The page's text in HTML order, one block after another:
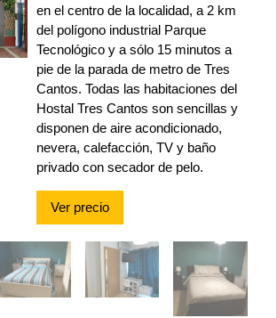
en el centro de la localidad, a 2 km
del polígono industrial Parque
Tecnológico y a sólo 15 minutos a
pie de la parada de metro de Tres
Cantos. Todas las habitaciones del
Hostal Tres Cantos son sencillas y
disponen de aire acondicionado,
nevera, calefacción, TV y baño
privado con secador de pelo.
Ver precio